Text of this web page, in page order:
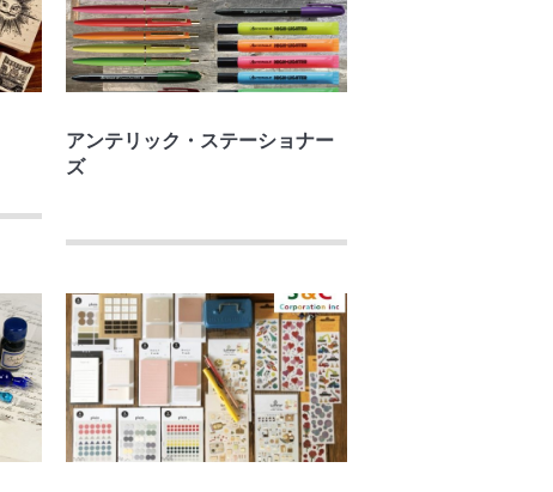
アンテリック・ステーショナー
ズ